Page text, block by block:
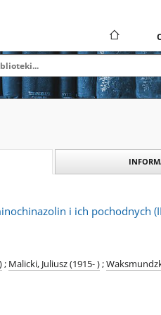
i ich pochodnych
; Malicki, Juliusz (1915- );